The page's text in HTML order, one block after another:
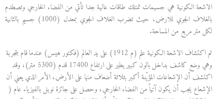
الاشعة الكونية هي جسيمات تمتلك طاقات عالية جدا تأتي من الفضاء الخارجي وتصطدم
بالغلاف الجوي للارض، حيث تضرب الغلاف الجوي بمعدل (1000) جسيم بالثانية
لكل متر مربع من المساحة.
تم اكتشاف الاشعة الكونية علم (م 1912) على يد العالم (فكتور هيس) عندما قام بتجربة
وهي وضع كاشف بداخل بالون كبير يطير على ارتفاع 17400 قدم (5300 متر)، وقد
اكتشف أن الإشعاعات المؤيّنة أكبر بثلاثة أضعاف منها على الأرض، الأمر الذي يعني أن
الإشعاع يجب أن يكون آتياً من الفضاء الخارجي، وحصل على جائزة نوبل بالفيزياء عام (